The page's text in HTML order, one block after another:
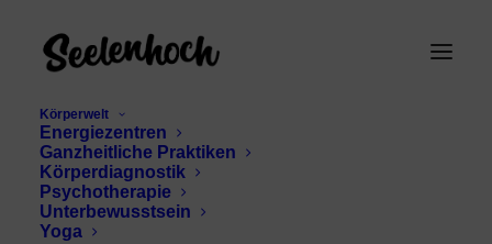
Körperwelt
Energiezentren
Ganzheitliche Praktiken
Körperdiagnostik
Psychotherapie
Unterbewusstsein
Yoga